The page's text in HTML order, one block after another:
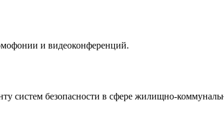
и видеоконференций.
систем безопасности в сфере жилищно-